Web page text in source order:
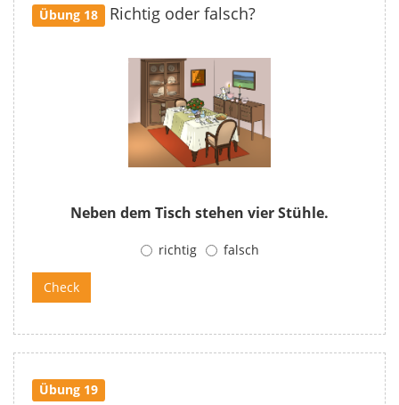
Übung 18 Richtig oder falsch?
Neben dem Tisch stehen vier Stühle.
richtig falsch
Übung 19